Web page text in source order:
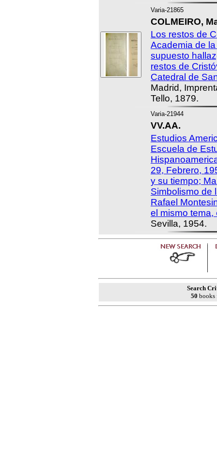
Varia-21865
COLMEIRO,
Los restos de
Academia de
supuesto
restos de
Catedral de
Madrid,
Tello, 1879.
Varia-21944
VV.AA.
Estudios
Escuela de
29, Febrero,
y su tiempo;
Simbolismo de
Rafael
el mismo tema,
Sevilla, 1954.
Search
50